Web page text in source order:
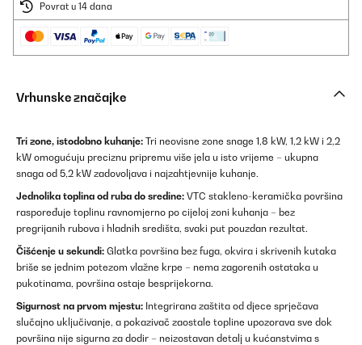
Povrat u 14 dana
Vrhunske značajke
Tri zone, istodobno kuhanje: Tri neovisne zone snage 1,8 kW, 1,2 kW i 2,2
kW omogućuju preciznu pripremu više jela u isto vrijeme – ukupna
snaga od 5,2 kW zadovoljava i najzahtjevnije kuhanje.
Jednolika toplina od ruba do sredine: VTC stakleno-keramička površina
raspoređuje toplinu ravnomjerno po cijeloj zoni kuhanja – bez
pregrijanih rubova i hladnih središta, svaki put pouzdan rezultat.
Čišćenje u sekundi: Glatka površina bez fuga, okvira i skrivenih kutaka
briše se jednim potezom vlažne krpe – nema zagorenih ostataka u
pukotinama, površina ostaje besprijekorna.
Sigurnost na prvom mjestu: Integrirana zaštita od djece sprječava
slučajno uključivanje, a pokazivač zaostale topline upozorava sve dok
površina nije sigurna za dodir – neizostavan detalj u kućanstvima s